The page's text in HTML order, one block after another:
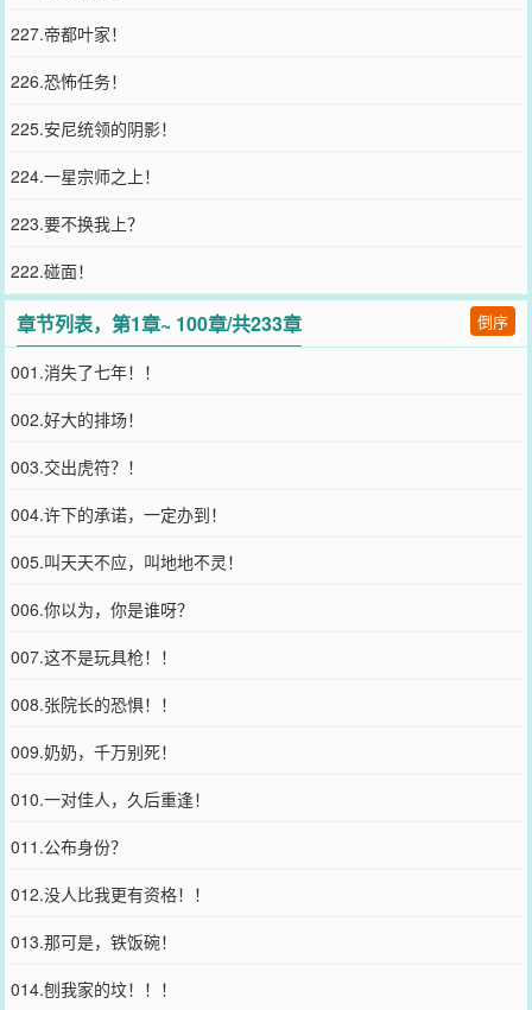
227.帝都叶家！
226.恐怖任务！
225.安尼统领的阴影！
224.一星宗师之上！
223.要不换我上？
222.碰面！
章节列表，第1章~ 100章/共233章 倒序
001.消失了七年！！
002.好大的排场！
003.交出虎符？！
004.许下的承诺，一定办到！
005.叫天天不应，叫地地不灵！
006.你以为，你是谁呀？
007.这不是玩具枪！！
008.张院长的恐惧！！
009.奶奶，千万别死！
010.一对佳人，久后重逢！
011.公布身份？
012.没人比我更有资格！！
013.那可是，铁饭碗！
014.刨我家的坟！！！